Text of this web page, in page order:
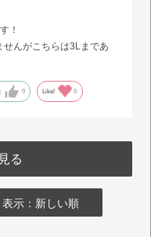
！
せんがこちらは3Lまであ
0 Like! 0
る
表示：新しい順